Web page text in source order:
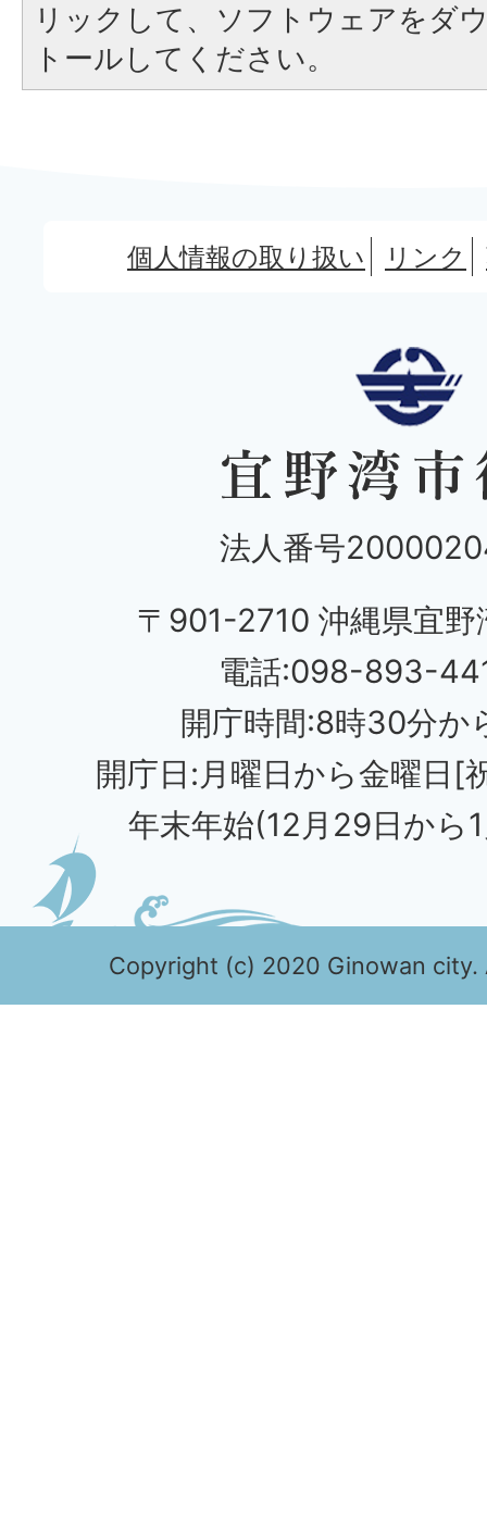
リックして、ソフトウェアをダ
トールしてください。
個人情報の取り扱い リンク
法人番号
〒901-2710 沖縄県宜野
電話:098-893-
開庁時間:8時30分か
開庁日:月曜日から金曜日[
年末年始(12月29日から
Copyright (c) 2020 Ginowan city.